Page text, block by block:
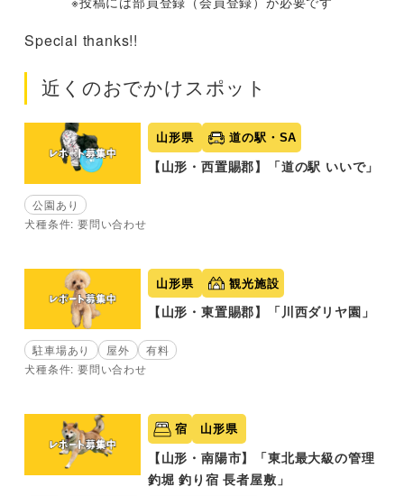
Special thanks!!
近くのおでかけスポット
山形県 道の駅・SA
【山形・西置賜郡】「道の駅 いいで」
公園あり
犬種条件: 要問い合わせ
山形県 観光施設
【山形・東置賜郡】「川西ダリヤ園」
駐車場あり 屋外
有料
犬種条件: 要問い合わせ
宿 山形県
【山形・南陽市】「東北最大級の管理
釣堀 釣り宿 長者屋敷」